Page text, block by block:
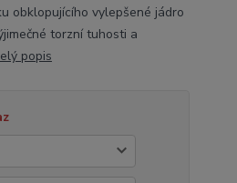
obklopujícího vylepšené jádro
torzní tuhosti a
popis